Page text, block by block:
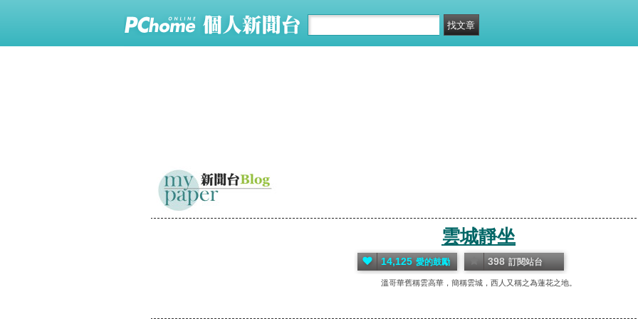
雲城靜坐
溫哥華舊稱雲高華，簡稱雲城，西人又稱之為蓮花之地。
14,125 愛的鼓勵 398 訂閱站台